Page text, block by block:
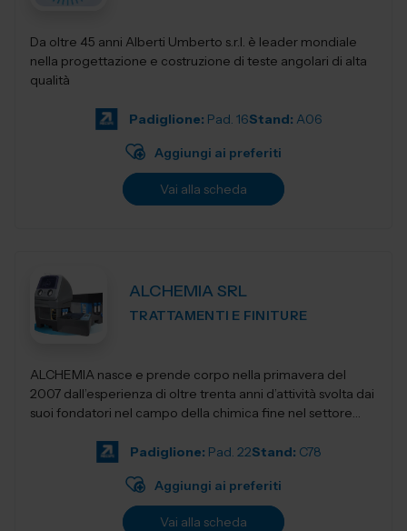
Da oltre 45 anni Alberti Umberto s.r.l. è leader mondiale
nella progettazione e costruzione di teste angolari di alta
qualità
Padiglione: Pad. 16Stand: A06
Aggiungi ai preferiti
Vai alla scheda
ALCHEMIA SRL
TRATTAMENTI E FINITURE
ALCHEMIA nasce e prende corpo nella primavera del
2007 dall’esperienza di oltre trenta anni d’attività svolta dai
suoi fondatori nel campo della chimica fine nel settore
Padiglione: Pad. 22Stand: C78
Aggiungi ai preferiti
Vai alla scheda